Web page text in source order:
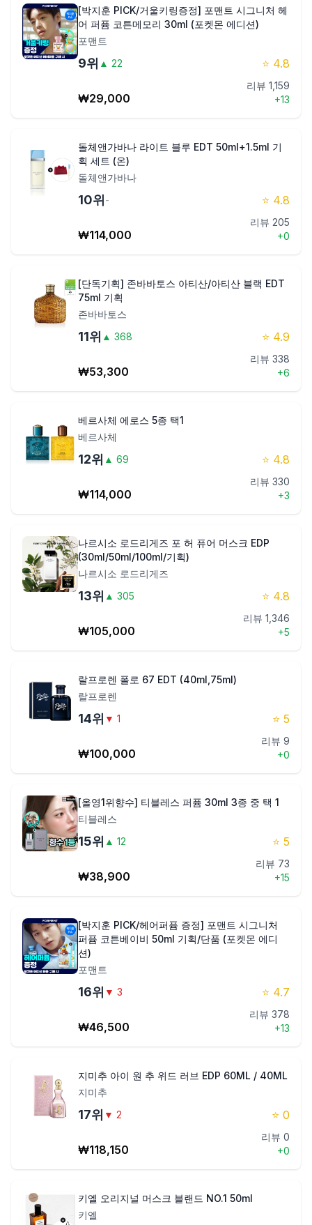
[박지훈 PICK/거울키링증정] 포맨트 시그니처 헤
어 퍼퓸 코튼메모리 30ml (포켓몬 에디션)
포맨트
9위 ▲ 22 ⭐ 4.8
₩29,000
리뷰 1,159
+13
돌체앤가바나 라이트 블루 EDT 50ml+1.5ml 기
획 세트 (온)
돌체앤가바나
10위 - ⭐ 4.8
₩114,000
리뷰 205
+0
[단독기획] 존바바토스 아티산/아티산 블랙 EDT
75ml 기획
존바바토스
11위 ▲ 368 ⭐ 4.9
₩53,300
리뷰 338
+6
베르사체 에로스 5종 택1
베르사체
12위 ▲ 69 ⭐ 4.8
₩114,000
리뷰 330
+3
나르시소 로드리게즈 포 허 퓨어 머스크 EDP
(30ml/50ml/100ml/기획)
나르시소 로드리게즈
13위 ▲ 305 ⭐ 4.8
₩105,000
리뷰 1,346
+5
랄프로렌 폴로 67 EDT (40ml,75ml)
랄프로렌
14위 ▼ 1 ⭐ 5
₩100,000
리뷰 9
+0
[올영1위향수] 티블레스 퍼퓸 30ml 3종 중 택 1
티블레스
15위 ▲ 12 ⭐ 5
₩38,900
리뷰 73
+15
[박지훈 PICK/헤어퍼퓸 증정] 포맨트 시그니처
퍼퓸 코튼베이비 50ml 기획/단품 (포켓몬 에디
션)
포맨트
16위 ▼ 3 ⭐ 4.7
₩46,500
리뷰 378
+13
지미추 아이 원 추 위드 러브 EDP 60ML / 40ML
지미추
17위 ▼ 2 ⭐ 0
₩118,150
리뷰 0
+0
키엘 오리지널 머스크 블랜드 NO.1 50ml
키엘